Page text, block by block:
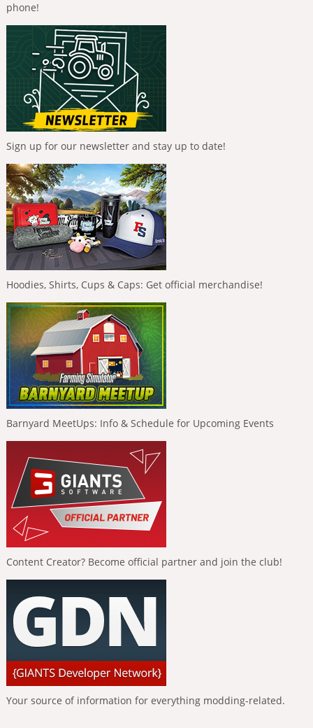
phone!
Sign up for our newsletter and stay up to date!
Hoodies, Shirts, Cups & Caps: Get official merchandise!
Barnyard MeetUps: Info & Schedule for Upcoming Events
Content Creator? Become official partner and join the club!
Your source of information for everything modding-related.